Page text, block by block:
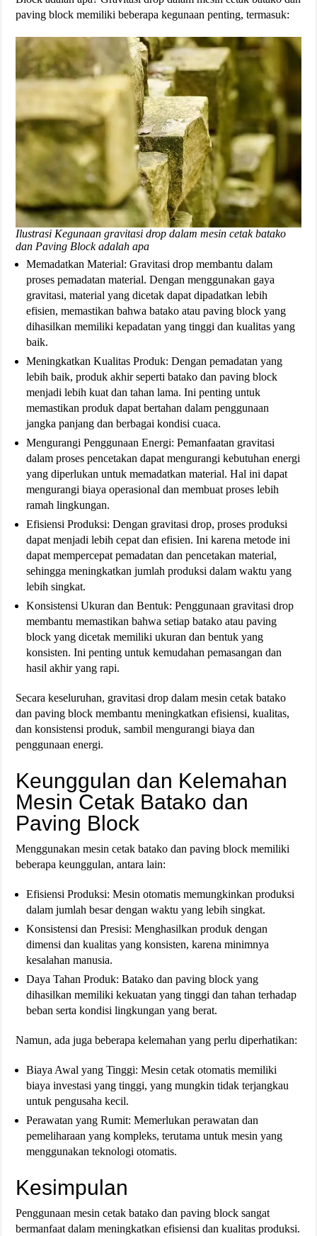
paving block memiliki beberapa kegunaan penting, termasuk:
Ilustrasi Kegunaan gravitasi drop dalam mesin cetak batako
dan Paving Block adalah apa
Memadatkan Material: Gravitasi drop membantu dalam
proses pemadatan material. Dengan menggunakan gaya
gravitasi, material yang dicetak dapat dipadatkan lebih
efisien, memastikan bahwa batako atau paving block yang
dihasilkan memiliki kepadatan yang tinggi dan kualitas yang
baik.
Meningkatkan Kualitas Produk: Dengan pemadatan yang
lebih baik, produk akhir seperti batako dan paving block
menjadi lebih kuat dan tahan lama. Ini penting untuk
memastikan produk dapat bertahan dalam penggunaan
jangka panjang dan berbagai kondisi cuaca.
Mengurangi Penggunaan Energi: Pemanfaatan gravitasi
dalam proses pencetakan dapat mengurangi kebutuhan energi
yang diperlukan untuk memadatkan material. Hal ini dapat
mengurangi biaya operasional dan membuat proses lebih
ramah lingkungan.
Efisiensi Produksi: Dengan gravitasi drop, proses produksi
dapat menjadi lebih cepat dan efisien. Ini karena metode ini
dapat mempercepat pemadatan dan pencetakan material,
sehingga meningkatkan jumlah produksi dalam waktu yang
lebih singkat.
Konsistensi Ukuran dan Bentuk: Penggunaan gravitasi drop
membantu memastikan bahwa setiap batako atau paving
block yang dicetak memiliki ukuran dan bentuk yang
konsisten. Ini penting untuk kemudahan pemasangan dan
hasil akhir yang rapi.
Secara keseluruhan, gravitasi drop dalam mesin cetak batako
dan paving block membantu meningkatkan efisiensi, kualitas,
dan konsistensi produk, sambil mengurangi biaya dan
penggunaan energi.
Keunggulan dan Kelemahan
Mesin Cetak Batako dan
Paving Block
Menggunakan mesin cetak batako dan paving block memiliki
beberapa keunggulan, antara lain:
Efisiensi Produksi: Mesin otomatis memungkinkan produksi
dalam jumlah besar dengan waktu yang lebih singkat.
Konsistensi dan Presisi: Menghasilkan produk dengan
dimensi dan kualitas yang konsisten, karena minimnya
kesalahan manusia​.
Daya Tahan Produk: Batako dan paving block yang
dihasilkan memiliki kekuatan yang tinggi dan tahan terhadap
beban serta kondisi lingkungan yang berat​.
Namun, ada juga beberapa kelemahan yang perlu diperhatikan:
Biaya Awal yang Tinggi: Mesin cetak otomatis memiliki
biaya investasi yang tinggi, yang mungkin tidak terjangkau
untuk pengusaha kecil.
Perawatan yang Rumit: Memerlukan perawatan dan
pemeliharaan yang kompleks, terutama untuk mesin yang
menggunakan teknologi otomatis.
Kesimpulan
Penggunaan mesin cetak batako dan paving block sangat
bermanfaat dalam meningkatkan efisiensi dan kualitas produksi.